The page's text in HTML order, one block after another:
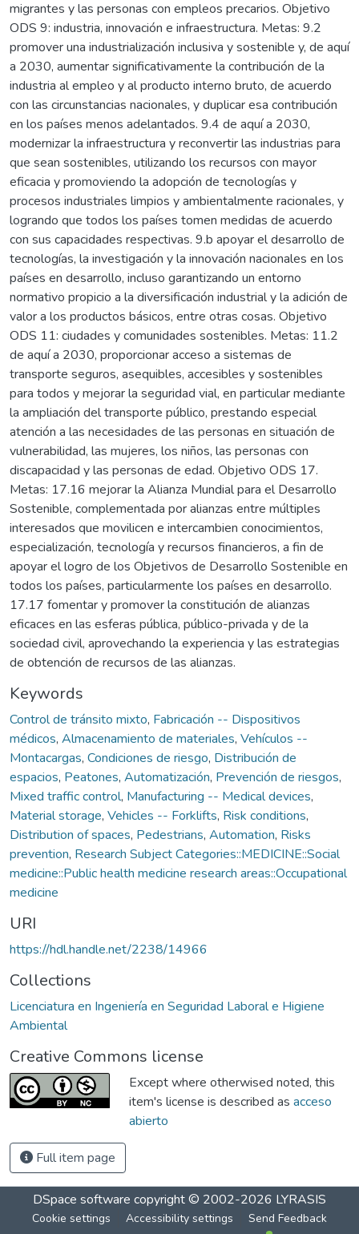
migrantes y las personas con empleos precarios. Objetivo
ODS 9: industria, innovación e infraestructura. Metas: 9.2
promover una industrialización inclusiva y sostenible y, de aquí
a 2030, aumentar significativamente la contribución de la
industria al empleo y al producto interno bruto, de acuerdo
con las circunstancias nacionales, y duplicar esa contribución
en los países menos adelantados. 9.4 de aquí a 2030,
modernizar la infraestructura y reconvertir las industrias para
que sean sostenibles, utilizando los recursos con mayor
eficacia y promoviendo la adopción de tecnologías y
procesos industriales limpios y ambientalmente racionales, y
logrando que todos los países tomen medidas de acuerdo
con sus capacidades respectivas. 9.b apoyar el desarrollo de
tecnologías, la investigación y la innovación nacionales en los
países en desarrollo, incluso garantizando un entorno
normativo propicio a la diversificación industrial y la adición de
valor a los productos básicos, entre otras cosas. Objetivo
ODS 11: ciudades y comunidades sostenibles. Metas: 11.2
de aquí a 2030, proporcionar acceso a sistemas de
transporte seguros, asequibles, accesibles y sostenibles
para todos y mejorar la seguridad vial, en particular mediante
la ampliación del transporte público, prestando especial
atención a las necesidades de las personas en situación de
vulnerabilidad, las mujeres, los niños, las personas con
discapacidad y las personas de edad. Objetivo ODS 17.
Metas: 17.16 mejorar la Alianza Mundial para el Desarrollo
Sostenible, complementada por alianzas entre múltiples
interesados que movilicen e intercambien conocimientos,
especialización, tecnología y recursos financieros, a fin de
apoyar el logro de los Objetivos de Desarrollo Sostenible en
todos los países, particularmente los países en desarrollo.
17.17 fomentar y promover la constitución de alianzas
eficaces en las esferas pública, público-privada y de la
sociedad civil, aprovechando la experiencia y las estrategias
de obtención de recursos de las alianzas.
Keywords
Control de tránsito mixto, Fabricación -- Dispositivos
médicos, Almacenamiento de materiales, Vehículos --
Montacargas, Condiciones de riesgo, Distribución de
espacios, Peatones, Automatización, Prevención de riesgos,
Mixed traffic control, Manufacturing -- Medical devices,
Material storage, Vehicles -- Forklifts, Risk conditions,
Distribution of spaces, Pedestrians, Automation, Risks
prevention, Research Subject Categories::MEDICINE::Social
medicine::Public health medicine research areas::Occupational
medicine
URI
https://hdl.handle.net/2238/14966
Collections
Licenciatura en Ingeniería en Seguridad Laboral e Higiene
Ambiental
Creative Commons license
Except where otherwised noted, this
item's license is described as acceso
abierto
Full item page
DSpace software copyright © 2002-2026 LYRASIS
Cookie settings Accessibility settings Send Feedback